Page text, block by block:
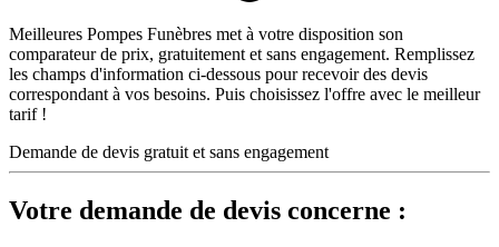
Meilleures Pompes Funèbres met à votre disposition son
comparateur de prix, gratuitement et sans engagement. Remplissez
les champs d'information ci-dessous pour recevoir des devis
correspondant à vos besoins. Puis choisissez l'offre avec le meilleur
tarif !
Demande de devis gratuit et sans engagement
Votre demande de devis concerne :